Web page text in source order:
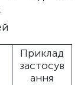
Приклад
застосув
ання